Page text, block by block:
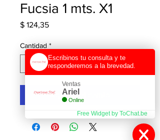
Fucsia 1 mts. X1
$ 124,35Precio
Cantidad *
Agregar al carrito
Escribinos tu consulta y te
responderemos a la brevedad.
Ventas
Ariel
Online
Free Widget by ToChat.be